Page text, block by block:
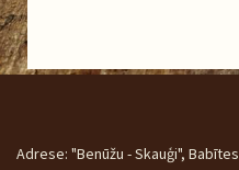
Adrese: "Benūžu - Skauģi",